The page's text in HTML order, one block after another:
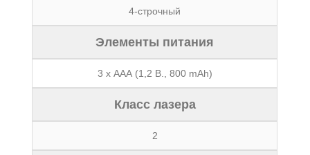
4-строчный
Элементы питания
3 х ААА (1,2 В., 800 mAh)
Класс лазера
2